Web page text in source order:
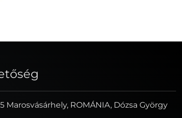
Marosvásárhely, ROMÁNIA, Dózsa György